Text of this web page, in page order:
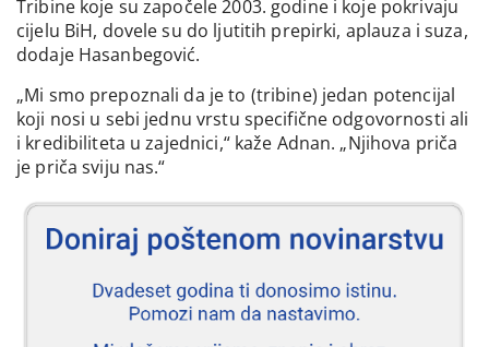
Tribine koje su započele 2003. godine i koje pokrivaju
cijelu BiH, dovele su do ljutitih prepirki, aplauza i suza,
dodaje Hasanbegović.
„Mi smo prepoznali da je to (tribine) jedan potencijal
koji nosi u sebi jednu vrstu specifične odgovornosti ali
i kredibiliteta u zajednici,“ kaže Adnan. „Njihova priča
je priča sviju nas.“